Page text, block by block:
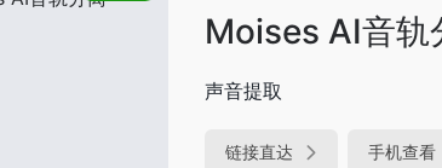
Moises AI音轨
声音提取
链接直达 手机查看